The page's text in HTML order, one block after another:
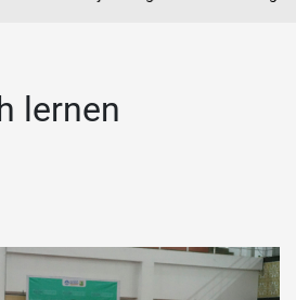
lernen